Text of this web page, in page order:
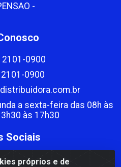
próprios e de
-
2101-0900
0900
a sexta-feira das 08h às
às 17h30
Sociais